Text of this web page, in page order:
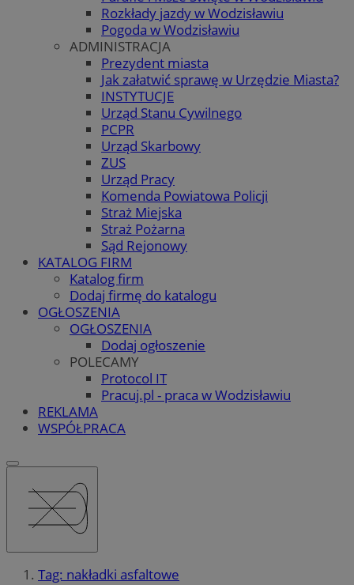
Rozkłady jazdy w Wodzisławiu
Pogoda w Wodzisławiu
ADMINISTRACJA
Prezydent miasta
Jak załatwić sprawę w Urzędzie Miasta?
INSTYTUCJE
Urząd Stanu Cywilnego
PCPR
Urząd Skarbowy
ZUS
Urząd Pracy
Komenda Powiatowa Policji
Straż Miejska
Straż Pożarna
Sąd Rejonowy
KATALOG FIRM
Katalog firm
Dodaj firmę do katalogu
OGŁOSZENIA
OGŁOSZENIA
Dodaj ogłoszenie
POLECAMY
Protocol IT
Pracuj.pl - praca w Wodzisławiu
REKLAMA
WSPÓŁPRACA
Tag: nakładki asfaltowe